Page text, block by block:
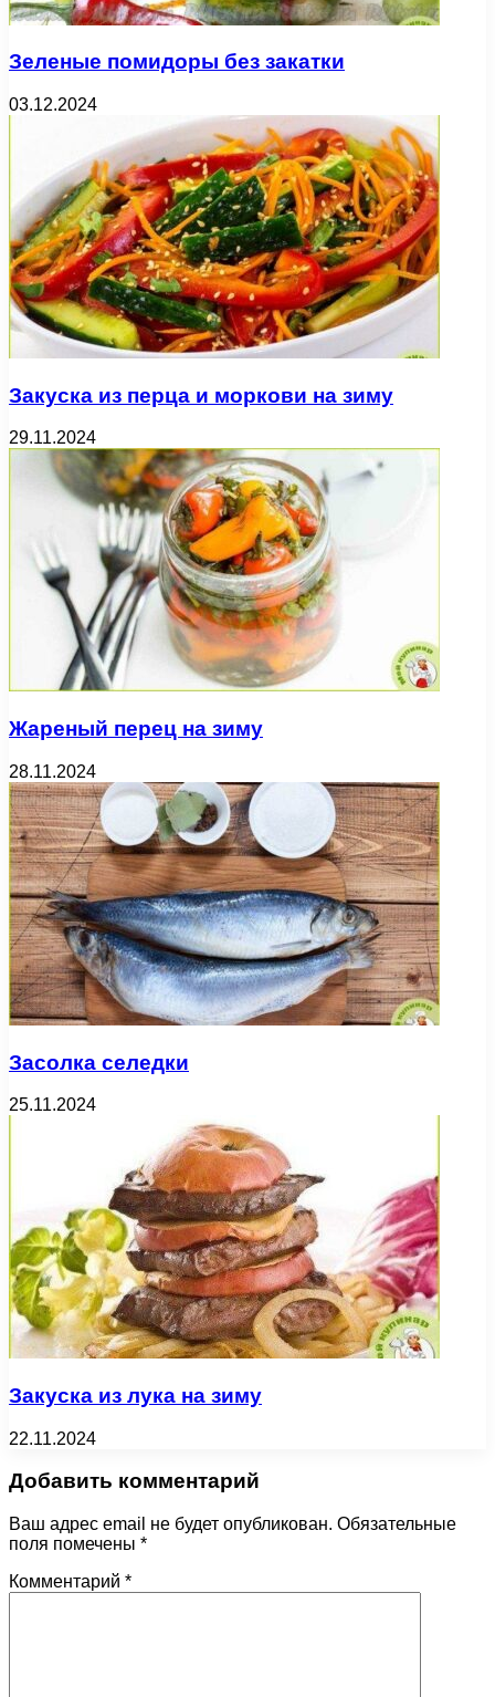
Зеленые помидоры без закатки
03.12.2024
Закуска из перца и моркови на зиму
29.11.2024
Жареный перец на зиму
28.11.2024
Засолка селедки
25.11.2024
Закуска из лука на зиму
22.11.2024
Добавить комментарий
Ваш адрес email не будет опубликован. Обязательные
поля помечены *
Комментарий *